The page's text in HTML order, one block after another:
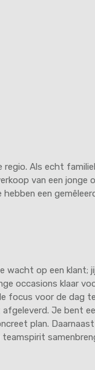
regio. Als echt
van een
een
wacht op een
occasions klaar
focus voor de dag
Je bent
plan.